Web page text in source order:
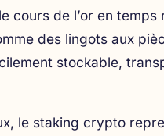
de l’or en temps
des lingots aux
stockable,
le staking crypto